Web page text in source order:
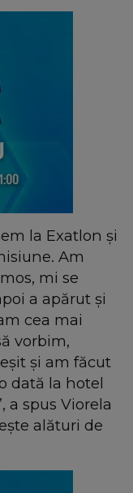
la Exatlon și
Am
mi se
a apărut și
cea mai
vorbim,
și am făcut
dată la hotel
a spus Viorela
alături de